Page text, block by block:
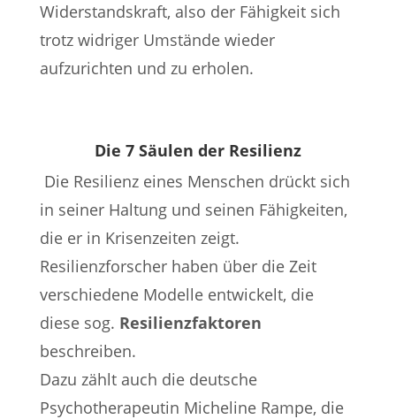
Widerstandskraft, also der Fähigkeit sich
trotz widriger Umstände wieder
aufzurichten und zu erholen.
Die 7 Säulen der Resilienz
Die Resilienz eines Menschen drückt sich
in seiner Haltung und seinen Fähigkeiten,
die er in Krisenzeiten zeigt.
Resilienzforscher haben über die Zeit
verschiedene Modelle entwickelt, die
diese sog. Resilienzfaktoren
beschreiben.
Dazu zählt auch die deutsche
Psychotherapeutin Micheline Rampe, die